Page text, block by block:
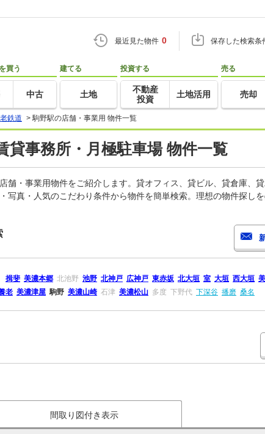
最近見た物件 0 保存した検索条
買う
中古
建てる
土地
投資する
不動産
投資
土地活用
売る
売却
鉄道 > 駒野駅の店舗・事業用 物件一覧
貸事務所・月極駐車場 物件一覧
舗・事業用物件をご紹介します。貸オフィス、貸ビル、貸倉庫、
写真・人気のこだわり条件から物件を簡単検索。理想の物件探し
揖斐 美濃本郷 北池野 池野 北神戸 広神戸 東赤坂 北大垣 室 大垣 西大垣
老 美濃津屋 駒野 美濃山崎 石津 美濃松山 多度 下野代 下深谷 播磨 桑名
間取り図付き表示